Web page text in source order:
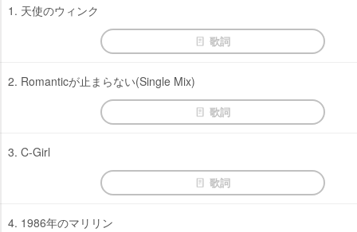
1. 天使のウィンク
歌詞
2. Romanticが止まらない(Single Mix)
歌詞
3. C-Girl
歌詞
4. 1986年のマリリン